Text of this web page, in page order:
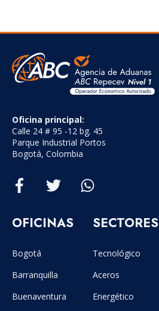
Oficina principal:
Calle 24 # 95 -12 bg. 45
Parque Industrial Portos
Bogotá, Colombia
OFICINAS
Bogotá
Barranquilla
Buenaventura
SECTORES
Tecnológico
Aceros
Energético